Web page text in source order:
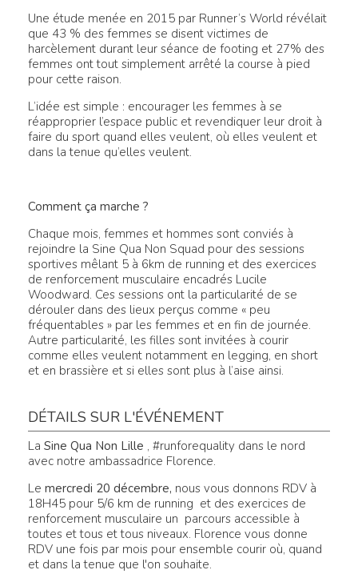
Une étude menée en 2015 par Runner’s World révélait
que 43 % des femmes se disent victimes de
harcèlement durant leur séance de footing et 27% des
femmes ont tout simplement arrêté la course à pied
pour cette raison.
L’idée est simple : encourager les femmes à se
réapproprier l’espace public et revendiquer leur droit à
faire du sport quand elles veulent, où elles veulent et
dans la tenue qu’elles veulent.
Comment ça marche ?
Chaque mois, femmes et hommes sont conviés à
rejoindre la Sine Qua Non Squad pour des sessions
sportives mêlant 5 à 6km de running et des exercices
de renforcement musculaire encadrés Lucile
Woodward. Ces sessions ont la particularité de se
dérouler dans des lieux perçus comme « peu
fréquentables » par les femmes et en fin de journée.
Autre particularité, les filles sont invitées à courir
comme elles veulent notamment en legging, en short
et en brassière et si elles sont plus à l’aise ainsi.
DÉTAILS SUR L'ÉVÉNEMENT
La Sine Qua Non Lille , #runforequality dans le nord
avec notre ambassadrice Florence.
Le mercredi 20 décembre, nous vous donnons RDV à
18H45 pour 5/6 km de running et des exercices de
renforcement musculaire un parcours accessible à
toutes et tous et tous niveaux. Florence vous donne
RDV une fois par mois pour ensemble courir où, quand
et dans la tenue que l'on souhaite.